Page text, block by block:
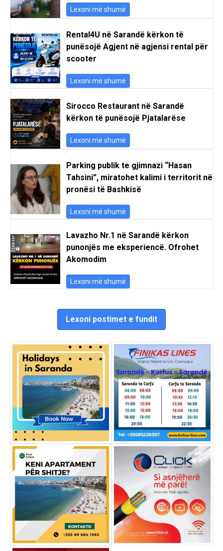
Lexoni më shumë
Rental4U në Sarandë kërkon të
punësojë Agjent në agjensi rental për
scooter
Lexoni më shumë
Sirocco Restaurant në Sarandë
kërkon të punësojë Pjatalarëse
Lexoni më shumë
Parking publik te gjimnazi “Hasan
Tahsini”, miratohet kalimi i territorit në
pronësi të Bashkisë
Lexoni më shumë
Lavazho Nr.1 në Sarandë kërkon
punonjës me eksperiencë. Ofrohet
Akomodim
Lexoni më shumë
Lexoni postimet e fundit